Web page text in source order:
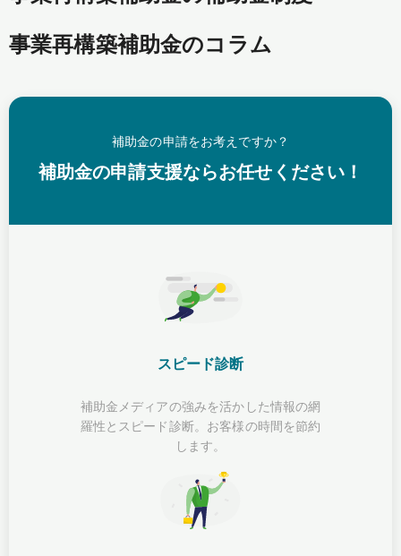
事業再構築補助金のコラム
補助金の申請をお考えですか？
補助金の申請支援ならお任せください！
スピード診断
補助金メディアの強みを活かした情報の網
羅性とスピード診断。お客様の時間を節約
します。